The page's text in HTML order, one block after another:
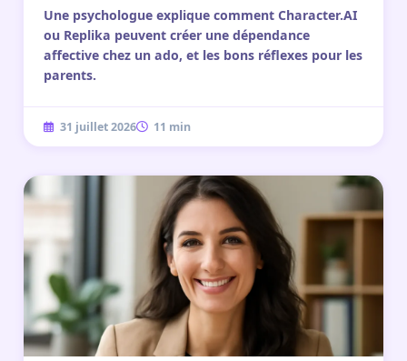
Une psychologue explique comment Character.AI
ou Replika peuvent créer une dépendance
affective chez un ado, et les bons réflexes pour les
parents.
31 juillet 2026 11 min